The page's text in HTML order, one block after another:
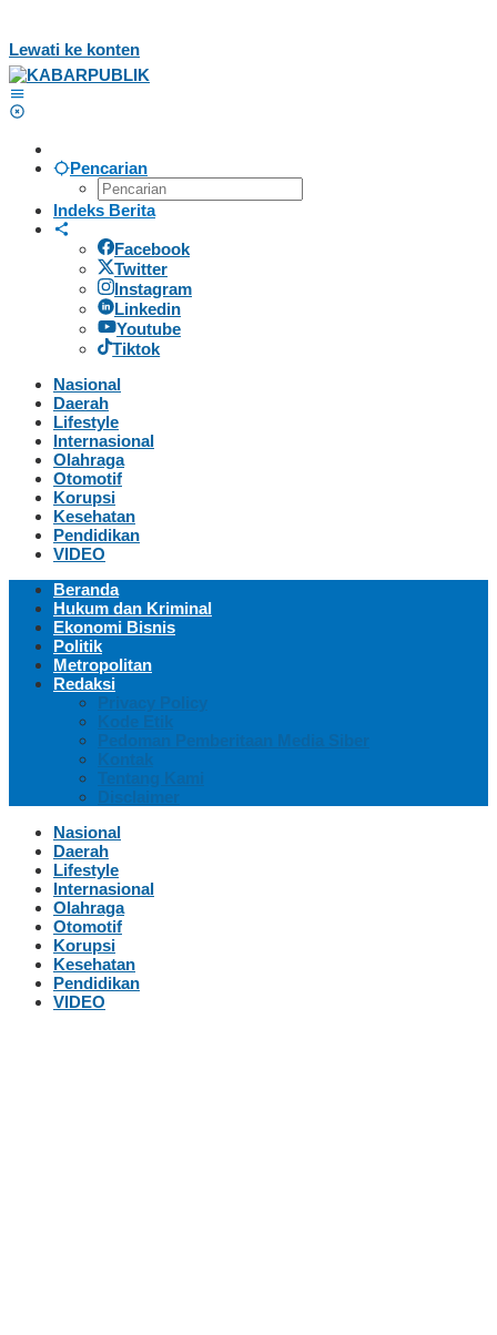
Lewati ke konten
Pencarian
Indeks Berita
Facebook
Twitter
Instagram
Linkedin
Youtube
Tiktok
Nasional
Daerah
Lifestyle
Internasional
Olahraga
Otomotif
Korupsi
Kesehatan
Pendidikan
VIDEO
Beranda
Hukum dan Kriminal
Ekonomi Bisnis
Politik
Metropolitan
Redaksi
Privacy Policy
Kode Etik
Pedoman Pemberitaan Media Siber
Kontak
Tentang Kami
Disclaimer
Nasional
Daerah
Lifestyle
Internasional
Olahraga
Otomotif
Korupsi
Kesehatan
Pendidikan
VIDEO